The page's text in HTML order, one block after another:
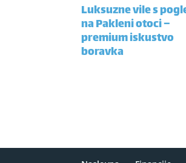
Luksuzne vile s
na Pakleni otoci –
premium iskustvo
boravka